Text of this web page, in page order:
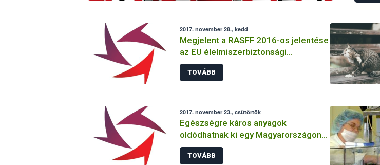
2017. november 28., kedd
Megjelent a RASFF 2016-os jelentése
az EU élelmiszerbiztonsági
helyzetéről
TOVÁBB
2017. november 23., csütörtök
Egészségre káros anyagok
oldódhatnak ki egy Magyarországon
is forgalomba hozott etetőcumiból
TOVÁBB